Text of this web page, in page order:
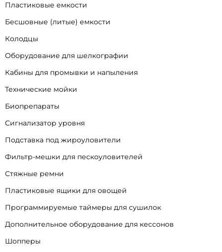
Пластиковые емкости
Бесшовные (литые) емкости
Колодцы
Оборудование для шелкографии
Кабины для промывки и напыления
Технические мойки
Биопрепараты
Сигнализатор уровня
Подставка под жироуловители
Фильтр-мешки для пескоуловителей
Стяжные ремни
Пластиковые ящики для овощей
Программируемые таймеры для сушилок
Дополнительное оборудование для кессонов
Шопперы